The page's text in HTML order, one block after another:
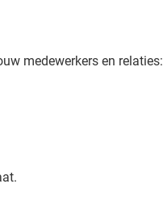
medewerkers en relaties: